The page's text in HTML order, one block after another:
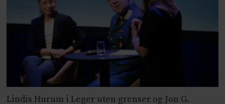
Lindis Hurum i Leger uten grenser og Jon G.